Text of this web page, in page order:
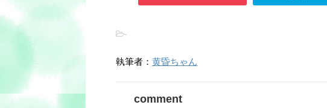
-
執筆者： 黄昏ちゃん
comment